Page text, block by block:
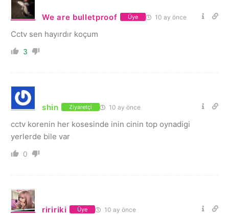
We are bulletproof Üye 10 ay önce
Cctv sen hayırdır koçum
3
shin Ziyaretçi 10 ay önce
cctv korenin her kosesinde inin cinin top oynadigi
yerlerde bile var
0
riririki Üye 10 ay önce